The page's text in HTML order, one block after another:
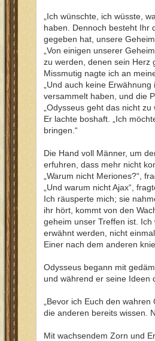
„Ich wünschte, ich wüsste,
haben. Dennoch besteht Ihr
gegeben hat, unsere
„Von einigen unserer
zu werden, denen sein Herz
Missmutig nagte ich an
„Und auch keine
versammelt haben, und die
„Odysseus geht das nicht zu
Er lachte boshaft. „Ich
bringen.“
Die Hand voll Männer, um
erfuhren, dass mehr nicht
„Warum nicht Meriones?“,
„Und warum nicht Ajax“,
Ich räusperte mich; sie
ihr hört, kommt von den
geheim unser Treffen ist.
erwähnt werden, nicht
Einer nach dem anderen
Odysseus begann mit
und während er seine Ideen
„Bevor ich Euch den
die anderen bereits wissen.
Mit wachsendem Zorn und